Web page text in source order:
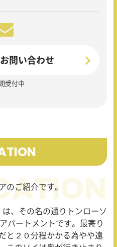
問い合わせ
受付中
のご紹介です。
は、その名の通りトンローソ
パートメントです。最寄り
と２０分程かかる為やや遠